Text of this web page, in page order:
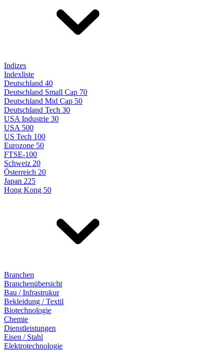
Indizes
Indexliste
Deutschland 40
Deutschland Small Cap 70
Deutschland Mid Cap 50
Deutschland Tech 30
USA Industrie 30
USA 500
US Tech 100
Eurozone 50
FTSE-100
Schweiz 20
Österreich 20
Japan 225
Hong Kong 50
Branchen
Branchenübersicht
Bau / Infrastrukur
Bekleidung / Textil
Biotechnologie
Chemie
Dienstleistungen
Eisen / Stahl
Elektrotechnologie